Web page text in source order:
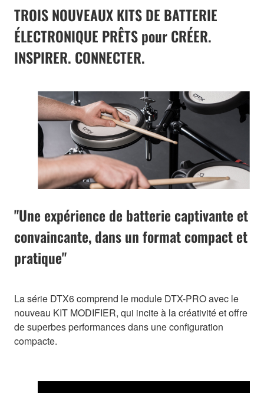
TROIS NOUVEAUX KITS DE BATTERIE
ÉLECTRONIQUE PRÊTS pour CRÉER.
INSPIRER. CONNECTER.
"Une expérience de batterie captivante et
convaincante, dans un format compact et
pratique"
La série DTX6 comprend le module DTX-PRO avec le
nouveau KIT MODIFIER, qui incite à la créativité et offre
de superbes performances dans une configuration
compacte.